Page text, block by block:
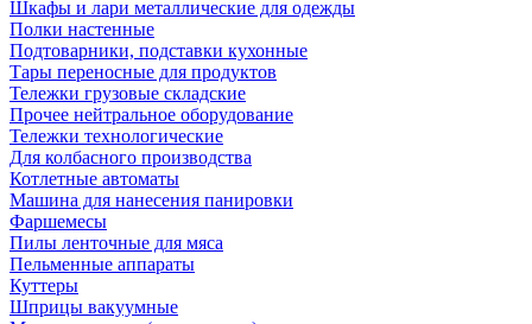
Шкафы и лари металлические для одежды
Полки настенные
Подтоварники, подставки кухонные
Тары переносные для продуктов
Тележки грузовые складские
Прочее нейтральное оборудование
Тележки технологические
Для колбасного производства
Котлетные автоматы
Машина для нанесения панировки
Фаршемесы
Пилы ленточные для мяса
Пельменные аппараты
Куттеры
Шприцы вакуумные